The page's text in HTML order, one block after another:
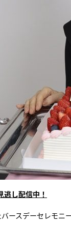
逃し配信中！
ースデーセレモニー